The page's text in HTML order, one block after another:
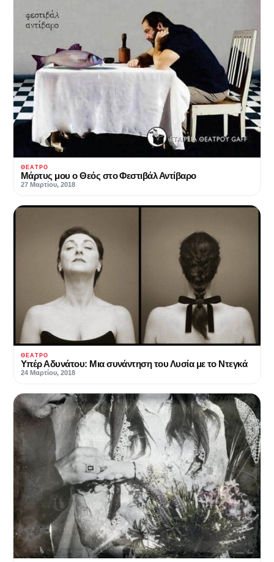
ΘΈΑΤΡΟ
Μάρτυς μου ο Θεός στο Φεστιβάλ Αντίβαρο
27 Μαρτίου, 2018
ΘΈΑΤΡΟ
Υπέρ Αδυνάτου: Μια συνάντηση του Λυσία με το Ντεγκά
24 Μαρτίου, 2018